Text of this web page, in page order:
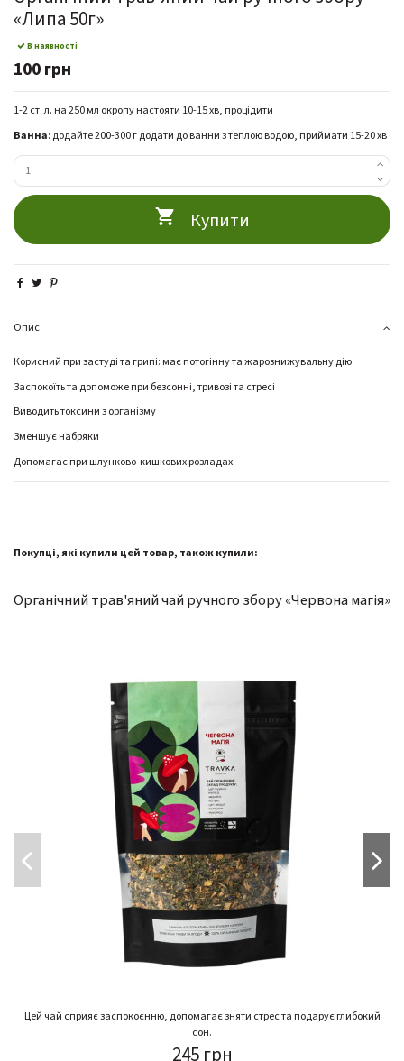
«Липа 50г»
В наявності
100 грн
1-2 ст. л. на 250 мл окропу настояти 10-15 хв, процідити
Ванна: додайте 200-300 г додати до ванни з теплою водою, приймати 15-20 хв
Купити
Опис
Корисний при застуді та грипі: має потогінну та жарознижувальну дію
Заспокоїть та допоможе при безсонні, тривозі та стресі
Виводить токсини з організму
Зменшує набряки
Допомагає при шлунково-кишкових розладах.
Покупці, які купили цей товар, також купили:
Органічний трав'яний чай ручного збору «Червона магія»
Цей чай сприяє заспокоєнню, допомагає зняти стрес та подарує глибокий
сон.
245 грн